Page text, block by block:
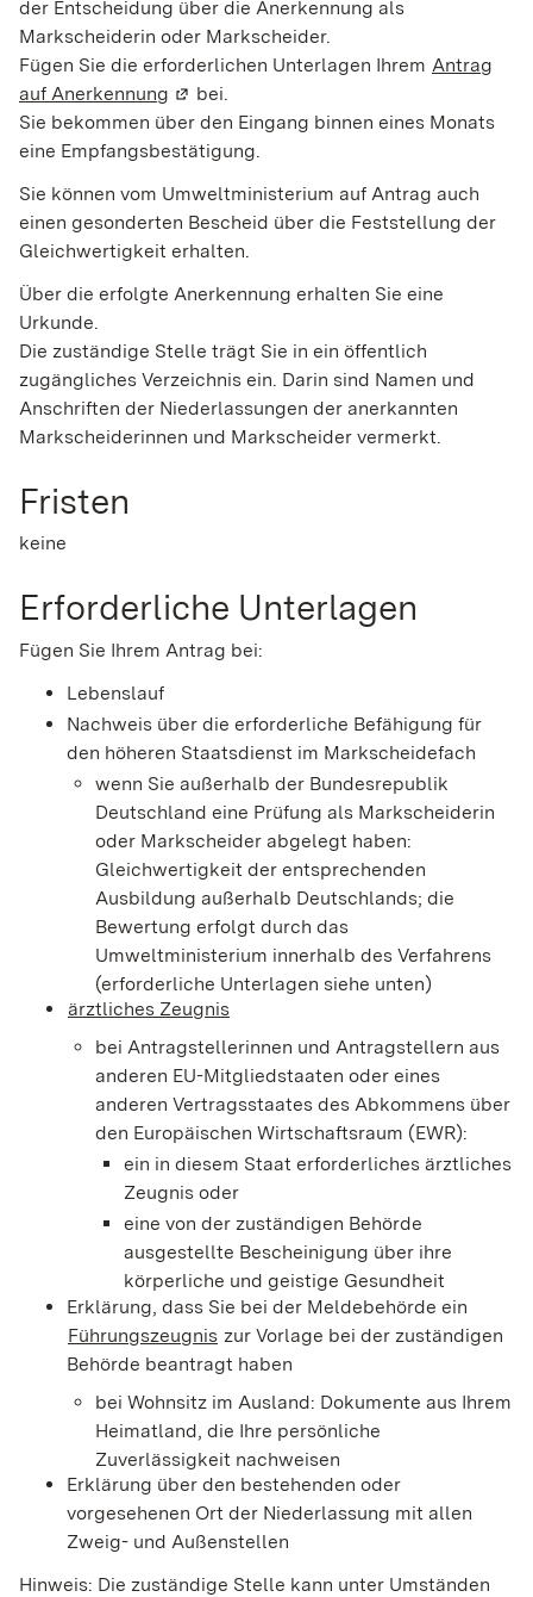
der Entscheidung über die Anerkennung als
Markscheiderin oder Markscheider.
Fügen Sie die erforderlichen Unterlagen Ihrem Antrag
auf Anerkennung (Wird in einem neuen Fenster geöffnet)
bei.
Sie bekommen über den Eingang binnen eines Monats
eine Empfangsbestätigung.
Sie können vom Umweltministerium auf Antrag auch
einen gesonderten Bescheid über die Feststellung der
Gleichwertigkeit erhalten.
Über die erfolgte Anerkennung erhalten Sie eine
Urkunde.
Die zuständige Stelle trägt Sie in ein öffentlich
zugängliches Verzeichnis ein. Darin sind Namen und
Anschriften der Niederlassungen der anerkannten
Markscheiderinnen und Markscheider vermerkt.
Fristen
keine
Erforderliche Unterlagen
Fügen Sie Ihrem Antrag bei:
Lebenslauf
Nachweis über die erforderliche Befähigung für
den höheren Staatsdienst im Markscheidefach
wenn Sie außerhalb der Bundesrepublik
Deutschland eine Prüfung als Markscheiderin
oder Markscheider abgelegt haben:
Gleichwertigkeit der entsprechenden
Ausbildung außerhalb Deutschlands; die
Bewertung erfolgt durch das
Umweltministerium innerhalb des Verfahrens
(erforderliche Unterlagen siehe unten)
ärztliches Zeugnis
bei Antragstellerinnen und Antragstellern aus
anderen EU-Mitgliedstaaten oder eines
anderen Vertragsstaates des Abkommens über
den Europäischen Wirtschaftsraum (EWR):
ein in diesem Staat erforderliches ärztliches
Zeugnis oder
eine von der zuständigen Behörde
ausgestellte Bescheinigung über ihre
körperliche und geistige Gesundheit
Erklärung, dass Sie bei der Meldebehörde ein
Führungszeugnis zur Vorlage bei der zuständigen
Behörde beantragt haben
bei Wohnsitz im Ausland: Dokumente aus Ihrem
Heimatland, die Ihre persönliche
Zuverlässigkeit nachweisen
Erklärung über den bestehenden oder
vorgesehenen Ort der Niederlassung mit allen
Zweig- und Außenstellen
Hinweis: Die zuständige Stelle kann unter Umständen